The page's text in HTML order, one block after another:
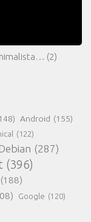
(2)
Android (155)
(122)
(287)
(396)
(188)
Google (120)